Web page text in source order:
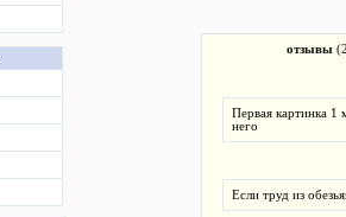
отзывы
Первая картинка 1
него
Если труд из